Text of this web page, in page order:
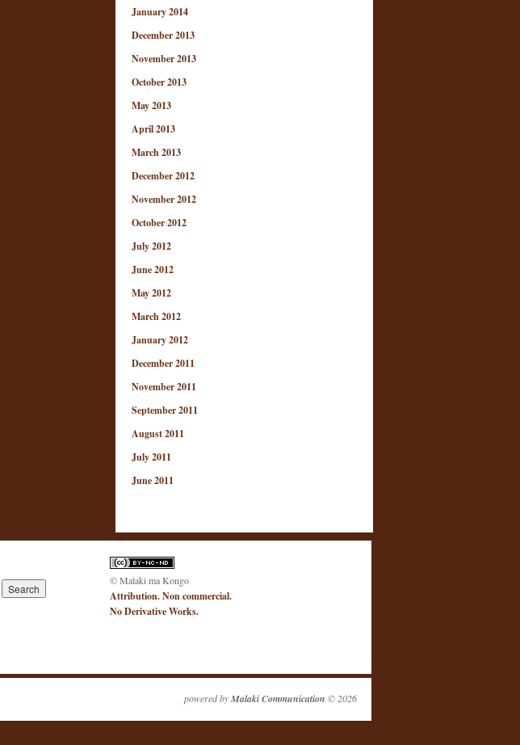
January 2014
December 2013
November 2013
October 2013
May 2013
April 2013
March 2013
December 2012
November 2012
October 2012
July 2012
June 2012
May 2012
March 2012
January 2012
December 2011
November 2011
September 2011
August 2011
July 2011
June 2011
© Malaki ma Kongo
Attribution. Non commercial.
No Derivative Works.
powered byMalaki Communication © 2026